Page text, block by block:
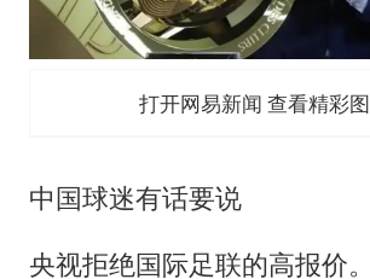
打开网易新闻 查看精彩
中国球迷有话要说
央视拒绝国际足联的高报价。